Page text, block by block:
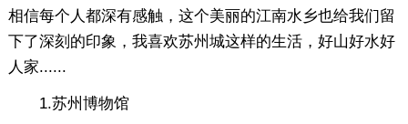
相信每个人都深有感触，这个美丽的江南水乡也给我们留
下了深刻的印象，我喜欢苏州城这样的生活，好山好水好
人家......
1.苏州博物馆